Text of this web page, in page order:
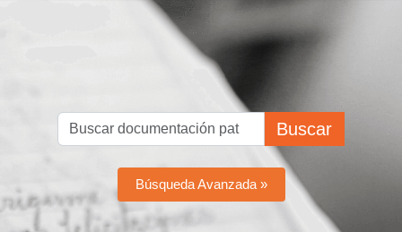
Buscar
Búsqueda Avanzada »